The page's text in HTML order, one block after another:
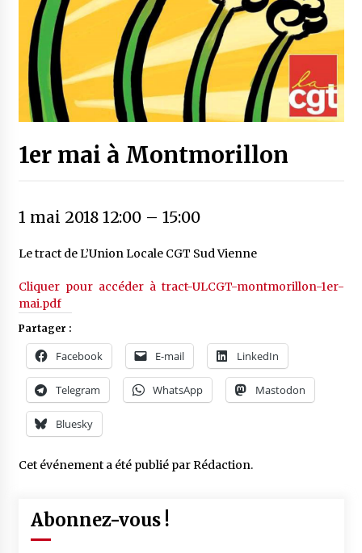
1er mai à Montmorillon
1 mai 2018 12:00– 15:00
Le tract de L’Union Locale CGT Sud Vienne
Cliquer pour accéder à tract-ULCGT-montmorillon-1er-
mai.pdf
Partager :
Facebook E-mail LinkedIn
Telegram WhatsApp Mastodon
Bluesky
Cet événement a été publié parRédaction.
Abonnez-vous !